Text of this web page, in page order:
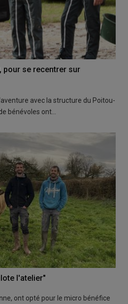
pour se recentrer sur
avec la structure du Poitou-
bénévoles ont…
l'atelier"
ont opté pour le micro bénéfice